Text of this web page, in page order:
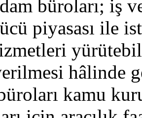
büroları; iş
piyasası ile
hâlinde
kamu